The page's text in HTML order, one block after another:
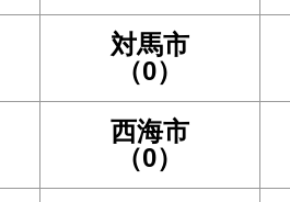
対馬市
（0）
西海市
（0）